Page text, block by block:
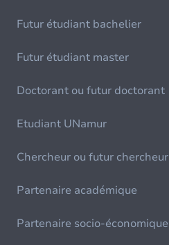
Futur étudiant bachelier
Futur étudiant master
Doctorant ou futur doctorant
Etudiant UNamur
Chercheur ou futur chercheur
Partenaire académique
Partenaire socio-économique